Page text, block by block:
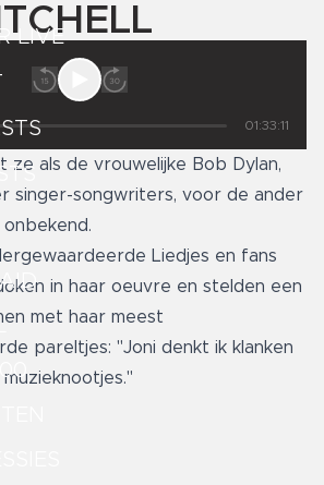
LIVE
01:33:11
ze als de vrouwelijke Bob Dylan,
singer-songwriters, voor de ander
Liedjes en fans
in haar oeuvre en stelden een
met haar meest
pareltjes: "Joni denkt ik klanken